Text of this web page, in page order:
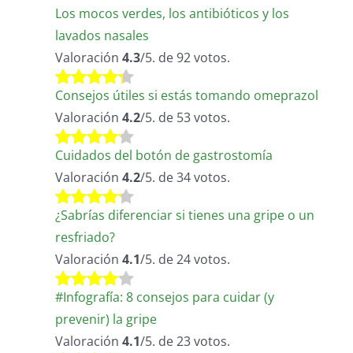
Los mocos verdes, los antibióticos y los
lavados nasales
Valoración 4.3/5. de 92 votos.
Consejos útiles si estás tomando omeprazol
Valoración 4.2/5. de 53 votos.
Cuidados del botón de gastrostomía
Valoración 4.2/5. de 34 votos.
¿Sabrías diferenciar si tienes una gripe o un
resfriado?
Valoración 4.1/5. de 24 votos.
#Infografía: 8 consejos para cuidar (y
prevenir) la gripe
Valoración 4.1/5. de 23 votos.